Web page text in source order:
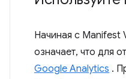
Начиная с Manifest
означает, что для
Google Analytics .